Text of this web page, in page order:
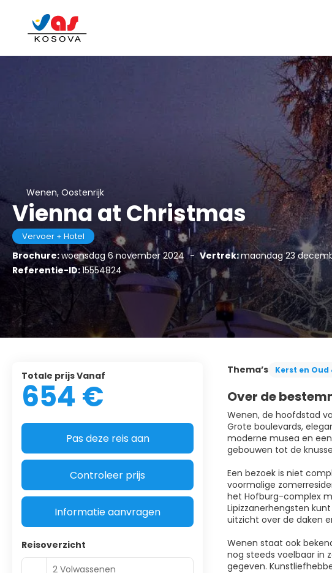
Wenen, Oostenrijk
Vienna at Christmas
Vervoer + Hotel
Brochure:woensdag 6 november 2024 - Vertrek:maandag 23
Referentie-ID:15554824
Thema’s Kerst en Oud
Over de
Wenen, de hoofdstad
Grote boulevards,
moderne musea en
gebouwen tot de
Een bezoek is niet
voormalige
het Hofburg-complex
Lipizzanerhengsten
uitzicht over de daken
Wenen staat ook
nog steeds voelbaar in
gegeven.
Totale prijs Vanaf
654 €
Pas deze reis aan
Controleer prijs
Informatie aanvragen
Reisoverzicht
2 Volwassenen